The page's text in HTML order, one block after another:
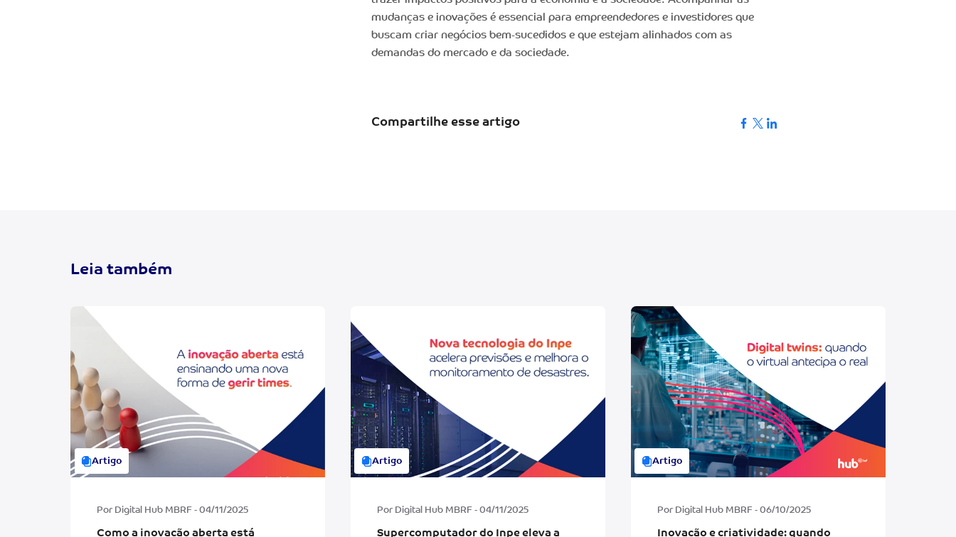
mudanças e inovações é essencial para empreendedores e investidores que
buscam criar negócios bem-sucedidos e que estejam alinhados com as
demandas do mercado e da sociedade.
Compartilhe esse artigo
Leia também
Artigo
Por Digital Hub MBRF - 04/11/2025
Como a inovação aberta está
Artigo
Por Digital Hub MBRF - 04/11/2025
Supercomputador do Inpe eleva a
Artigo
Por Digital Hub MBRF - 06/10/2025
Inovação e criatividade: quando